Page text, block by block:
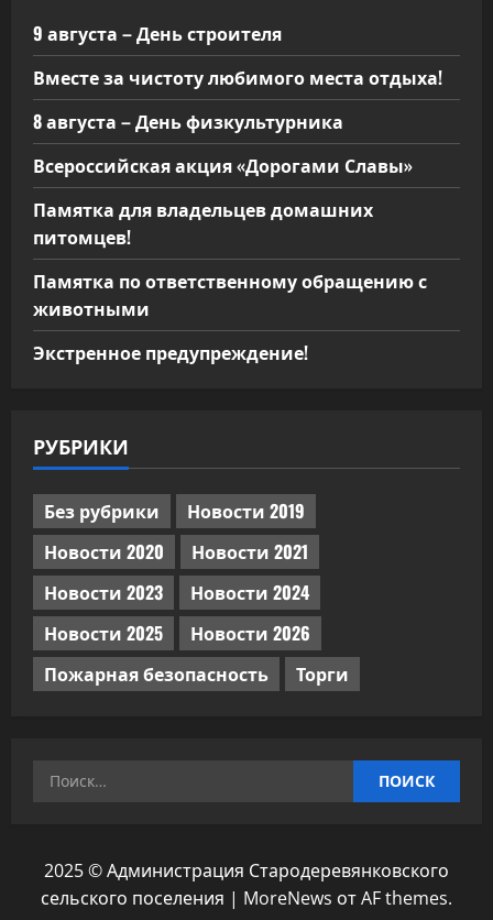
9 августа – День строителя
Вместе за чистоту любимого места отдыха!
8 августа – День физкультурника
Всероссийская акция «Дорогами Славы»
Памятка для владельцев домашних
питомцев!
Памятка по ответственному обращению с
животными
Экстренное предупреждение!
РУБРИКИ
Без рубрики
Новости 2019
Новости 2020
Новости 2021
Новости 2023
Новости 2024
Новости 2025
Новости 2026
Пожарная безопасность
Торги
Найти:
2025 © Администрация Стародеревянковского
сельского поселения | MoreNews от AF themes.